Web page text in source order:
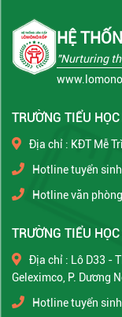
HỆ
"Nurturing
TRƯỜNG TIỂU
Địa chỉ : KĐT Mễ
Hotline tuyển
Hotline văn
TRƯỜNG TIỂU
Địa chỉ : Lô D33 -
Geleximco, P. Dương
Hotline tuyển